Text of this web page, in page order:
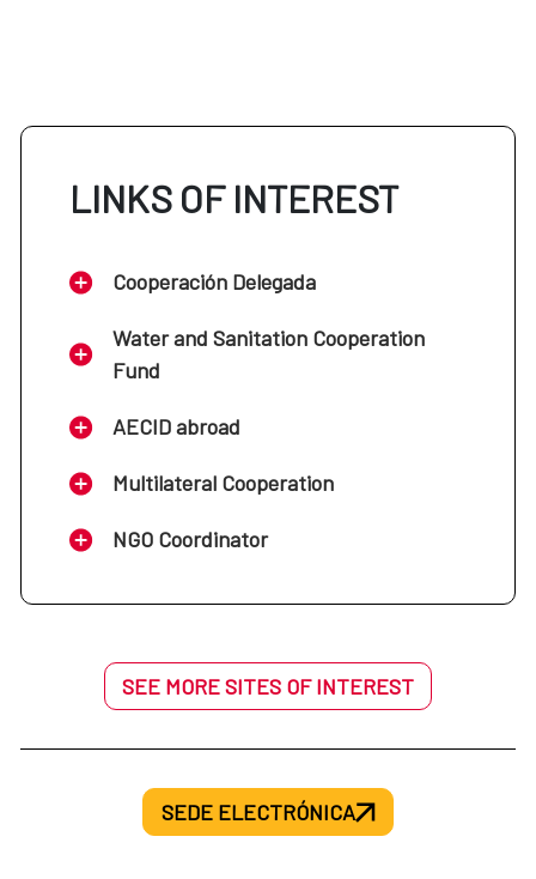
LINKS OF INTEREST
Cooperación Delegada
Water and Sanitation Cooperation
Fund
AECID abroad
Multilateral Cooperation
NGO Coordinator
SEE MORE SITES OF INTEREST
SEDE ELECTRÓNICA